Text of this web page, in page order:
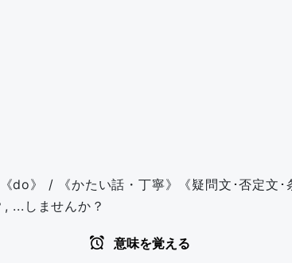
《do》 / 《かたい話・丁寧》《疑問文･否定
...しませんか？
意味を覚える